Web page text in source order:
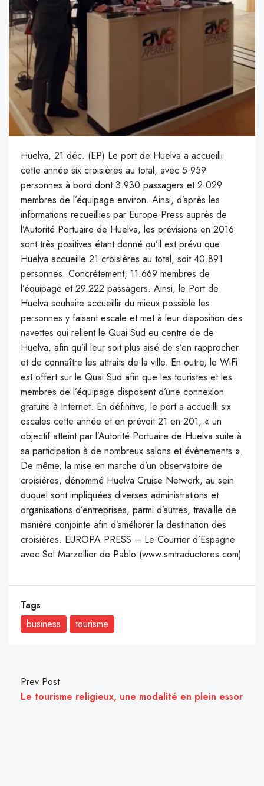
Huelva, 21 déc. (EP) Le port de Huelva a accueilli
cette année six croisières au total, avec 5.959
personnes à bord dont 3.930 passagers et 2.029
membres de l’équipage environ. Ainsi, d’après les
informations recueillies par Europe Press auprès de
l’Autorité Portuaire de Huelva, les prévisions en 2016
sont très positives étant donné qu’il est prévu que
Huelva accueille 21 croisières au total, soit 40.891
personnes. Concrètement, 11.669 membres de
l’équipage et 29.222 passagers. Ainsi, le Port de
Huelva souhaite accueillir du mieux possible les
personnes y faisant escale et met à leur disposition des
navettes qui relient le Quai Sud eu centre de de
Huelva, afin qu’il leur soit plus aisé de s’en rapprocher
et de connaître les attraits de la ville. En outre, le WiFi
est offert sur le Quai Sud afin que les touristes et les
membres de l’équipage disposent d’une connexion
gratuite à Internet. En définitive, le port a accueilli six
escales cette année et en prévoit 21 en 201, « un
objectif atteint par l’Autorité Portuaire de Huelva suite à
sa participation à de nombreux salons et évènements ».
De même, la mise en marche d’un observatoire de
croisières, dénommé Huelva Cruise Network, au sein
duquel sont impliquées diverses administrations et
organisations d’entreprises, parmi d’autres, travaille de
manière conjointe afin d’améliorer la destination des
croisières. EUROPA PRESS – Le Courrier d’Espagne
avec Sol Marzellier de Pablo (www.smtraductores.com)
Tags
business
tourisme
Prev Post
Le tourisme religieux, une modalité en plein essor